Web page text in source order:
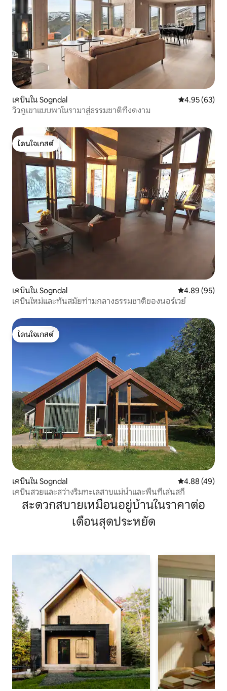
เคบินใน Sogndal คะแนนเฉลี่ย
4.95 (63)
วิวภูเขาแบบพาโนรามาสู่ธรรมชาติที่งดงาม
โดนใจเกสต์
โดนใจเกสต์
เคบินใน Sogndal คะแนนเฉลี่ย
4.89 (95)
เคบินใหม่และทันสมัยท่ามกลางธรรมชาติของนอร์เวย์
โดนใจเกสต์
โดนใจเกสต์
เคบินใน Sogndal คะแนนเฉลี่ย
4.88 (49)
เคบินสวยและสว่างริมทะเลสาบแม่น้ำและพื้นที่เล่นสกี
สะดวกสบายเหมือนอยู่บ้านในราคาต่อ
เดือนสุดประหยัด